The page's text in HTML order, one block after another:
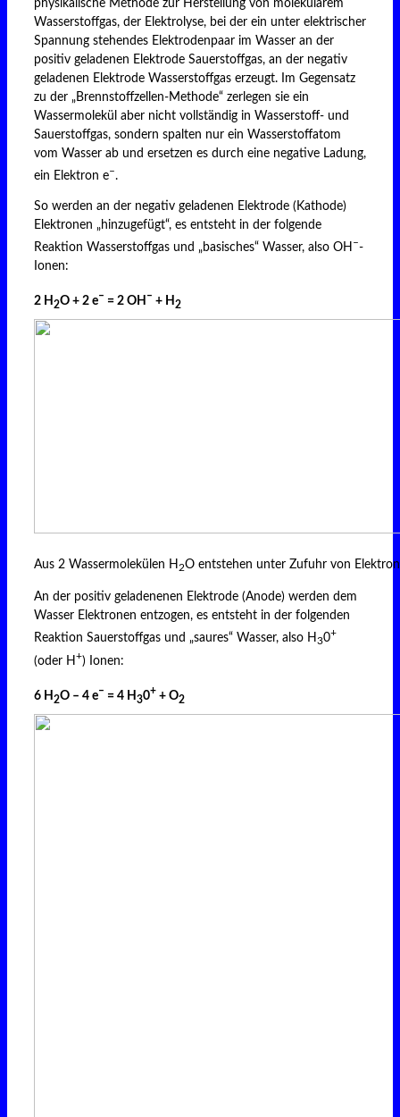
physikalische Methode zur Herstellung von molekularem
Wasserstoffgas, der Elektrolyse, bei der ein unter elektrischer
Spannung stehendes Elektrodenpaar im Wasser an der
positiv geladenen Elektrode Sauerstoffgas, an der negativ
geladenen Elektrode Wasserstoffgas erzeugt. Im Gegensatz
zu der „Brennstoffzellen-Methode“ zerlegen sie ein
Wassermolekül aber nicht vollständig in Wasserstoff- und
Sauerstoffgas, sondern spalten nur ein Wasserstoffatom
vom Wasser ab und ersetzen es durch eine negative Ladung,
ein Elektron e–.
So werden an der negativ geladenen Elektrode (Kathode)
Elektronen „hinzugefügt“, es entsteht in der folgende
Reaktion Wasserstoffgas und „basisches“ Wasser, also OH –-
Ionen:
2 H 2O + 2 e– = 2 OH – + H 2
Aus 2 Wassermolekülen H 2O entstehen unter Zufuhr von
An der positiv geladenenen Elektrode (Anode) werden dem
Wasser Elektronen entzogen, es entsteht in der folgenden
Reaktion Sauerstoffgas und „saures“ Wasser, also H 30+
(oder H +) Ionen:
6 H 2O – 4 e– = 4 H 30+ + O2